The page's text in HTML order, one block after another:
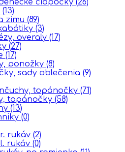
(13)
zimu (89)
(3)
overaly (17)
(27)
(17)
ponožky (8)
sady oblečenia (9)
topánočky (71)
topánočky (58)
(13)
(0)
rukáv (2)
rukáv (0)